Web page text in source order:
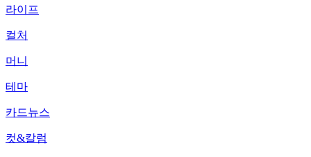
라이프
컬처
머니
테마
카드뉴스
컷&칼럼